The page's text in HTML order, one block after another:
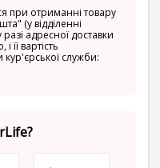
при отриманні товару
(у відділенні
адресної доставки
її вартість
кур'єрської служби: